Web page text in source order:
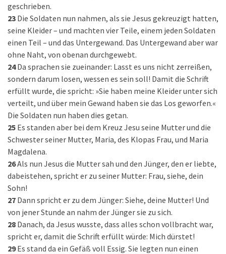
geschrieben.
23 Die Soldaten nun nahmen, als sie Jesus gekreuzigt hatten,
seine Kleider – und machten vier Teile, einem jeden Soldaten
einen Teil – und das Untergewand. Das Untergewand aber war
ohne Naht, von obenan durchgewebt.
24 Da sprachen sie zueinander: Lasst es uns nicht zerreißen,
sondern darum losen, wessen es sein soll! Damit die Schrift
erfüllt wurde, die spricht: »Sie haben meine Kleider unter sich
verteilt, und über mein Gewand haben sie das Los geworfen.«
Die Soldaten nun haben dies getan.
25 Es standen aber bei dem Kreuz Jesu seine Mutter und die
Schwester seiner Mutter, Maria, des Klopas Frau, und Maria
Magdalena.
26Als nun Jesus die Mutter sah und den Jünger, den er liebte,
dabeistehen, spricht er zu seiner Mutter: Frau, siehe, dein
Sohn!
27 Dann spricht er zu dem Jünger: Siehe, deine Mutter! Und
von jener Stunde an nahm der Jünger sie zu sich.
28 Danach, da Jesus wusste, dass alles schon vollbracht war,
spricht er, damit die Schrift erfüllt würde: Mich dürstet!
29 Es stand da ein Gefäß voll Essig. Sie legten nun einen